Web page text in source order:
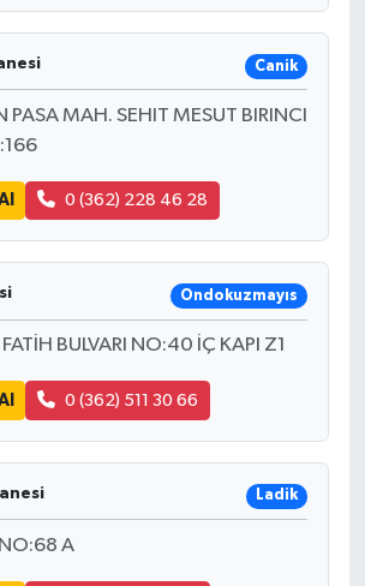
Canik
MAH. SEHIT MESUT BIRINCI
0 (362) 228 46 28
Ondokuzmayıs
BULVARI NO:40 İÇ KAPI Z1
0 (362) 511 30 66
Ladik
A